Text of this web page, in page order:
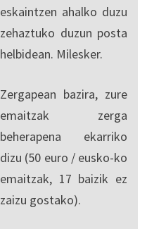
eskaintzen ahalko duzu
zehaztuko duzun posta
helbidean. Milesker.
Zergapean bazira, zure
emaitzak zerga
beherapena ekarriko
dizu (50 euro / eusko-ko
emaitzak, 17 baizik ez
zaizu gostako).